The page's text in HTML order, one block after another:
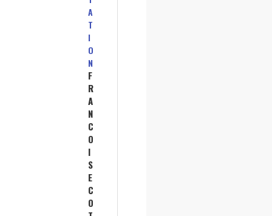
A
T
I
O
N
F
R
A
N
C
O
I
S
E
C
O